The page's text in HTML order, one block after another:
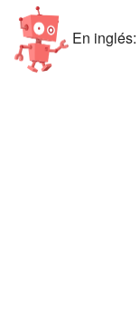
En inglés: